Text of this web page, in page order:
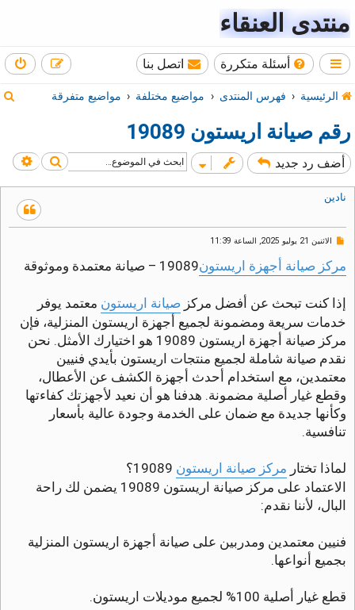
منتدى العنقاء
أسئلة متكررة اتصل بنا
الرئيسية فهرس المنتدى مواضيع مختلفة مواضيع متفرقة
رقم صيانة اريستون 19089
أضف رد جديد بحث
نادين
م
ر
ة
غ
ي
ر
م
ق
و
ء
ة
الاثنين 21 يوليو 2025, الساعة 11:39
مركز صيانة أجهزة اريستون19089 – صيانة معتمدة وموثوقة
إذا كنت تبحث عن أفضل مركز صيانة اريستون معتمد يوفر
خدمات سريعة ومضمونة لجميع أجهزة اريستون المنزلية، فإن
مركز صيانة أجهزة اريستون 19089 هو اختيارك الأمثل. نحن
نقدم صيانة شاملة لجميع منتجات اريستون بأيدي فنيين
معتمدين، مع استخدام أحدث أجهزة الكشف عن الأعطال،
وقطع غيار أصلية مضمونة. هدفنا هو أن نعيد لأجهزتك كفاءتها
وكأنها جديدة مع ضمان على الخدمة وجودة عالية بأسعار
تنافسية.
لماذا تختار مركز صيانة اريستون
الاعتماد على مركز صيانة اريستون 19089 يضمن لك راحة
البال، لأننا نقدم:
فنيين معتمدين ومدربين على صيانة أجهزة اريستون المنزلية
بجميع أنواعها.
قطع غيار أصلية 100% لجميع موديلات اريستون.